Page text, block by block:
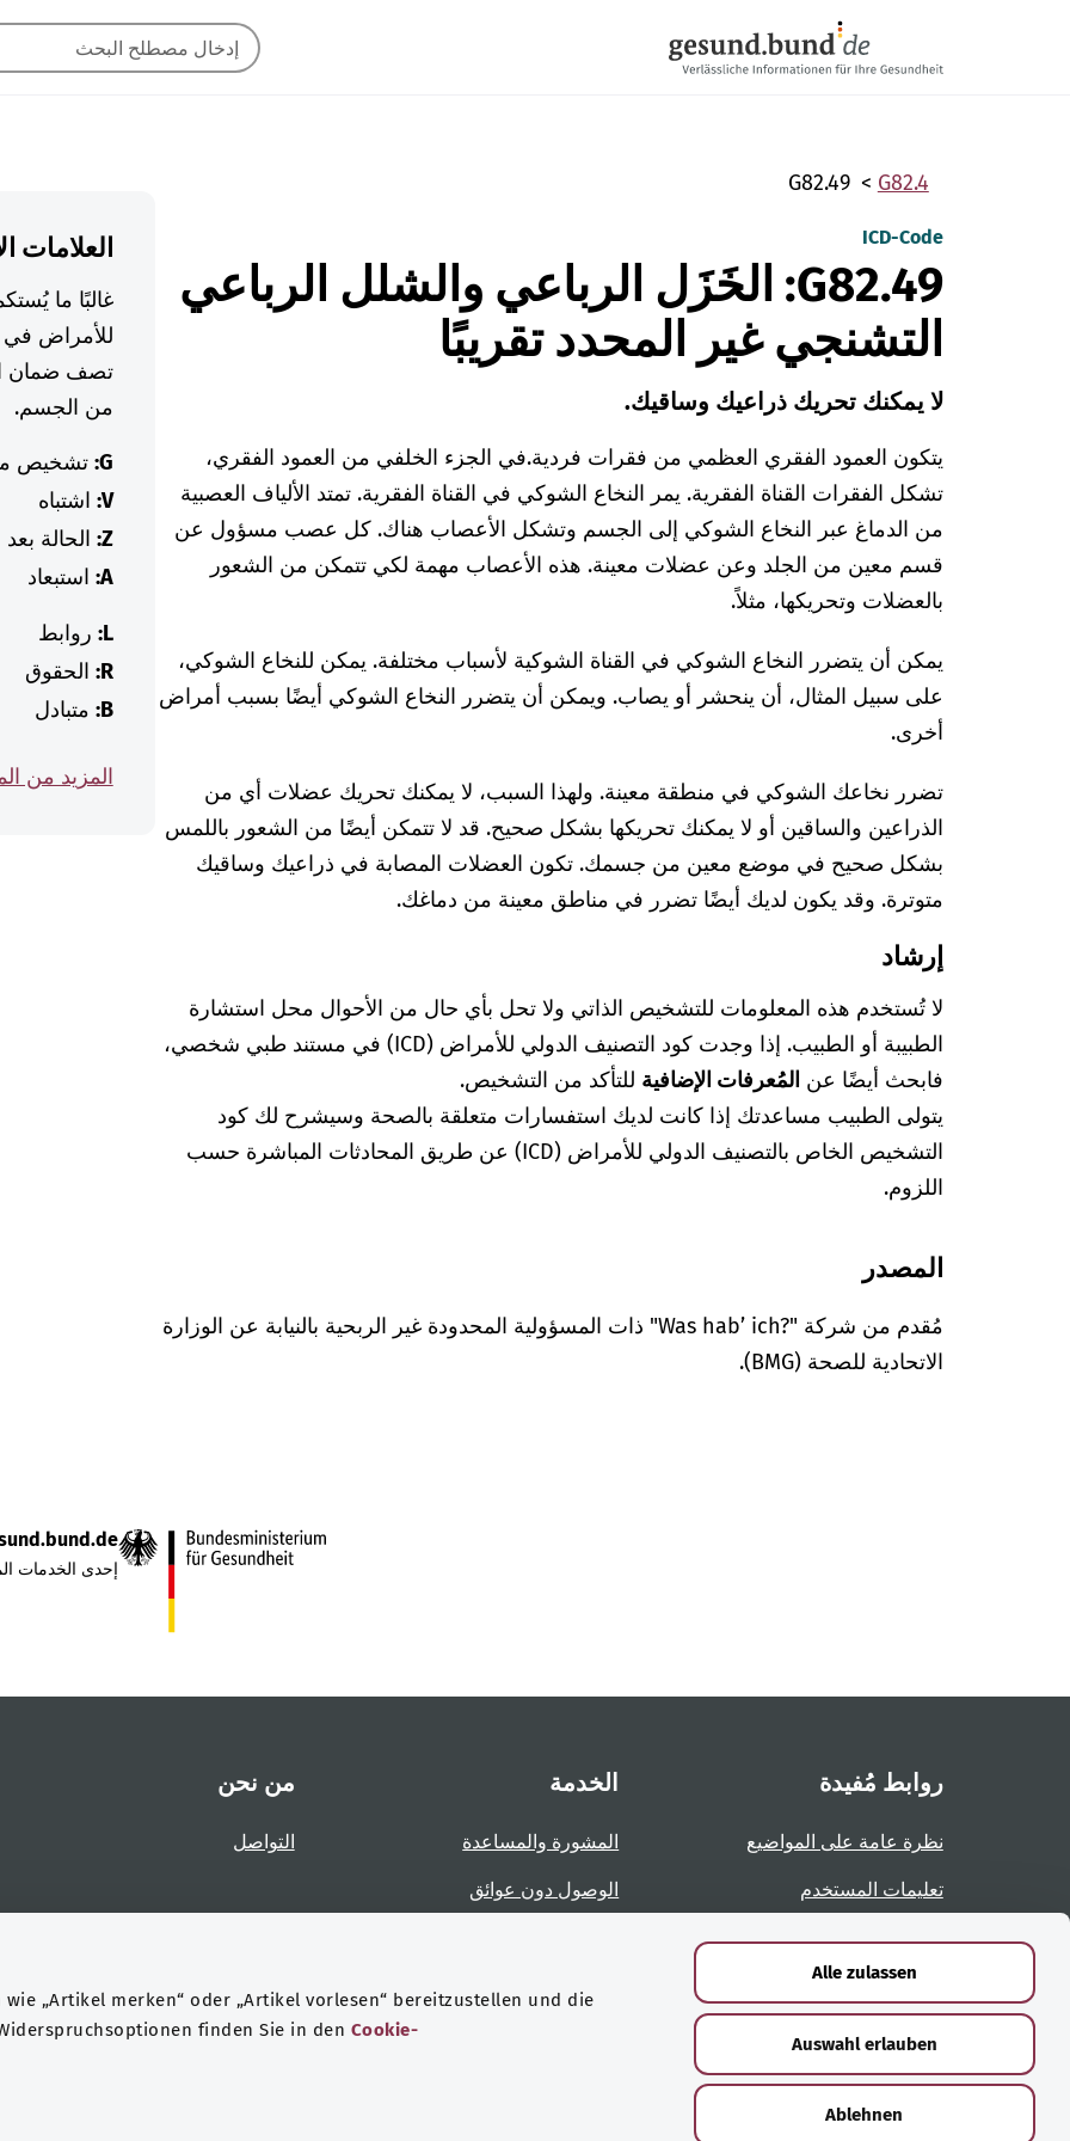
„Artikel merken“ oder „Artikel vorlesen“ bereitzustellen und die
finden Sie in den Cookie-
Alle zulassen
Auswahl erlauben
Ablehnen
G82.4
G82.49
ICD-Code
G82.49: الخَزَل الرباعي والشلل الرباعي
التشنجي غير المحدد تقريبًا
لا يمكنك تحريك ذراعيك وساقيك.
يتكون العمود الفقري العظمي من فقرات فردية.في الجزء الخلفي من العمود الفقري،
تشكل الفقرات القناة الفقرية. يمر النخاع الشوكي في القناة الفقرية. تمتد الألياف العصبية
من الدماغ عبر النخاع الشوكي إلى الجسم وتشكل الأعصاب هناك. كل عصب مسؤول عن
قسم معين من الجلد وعن عضلات معينة. هذه الأعصاب مهمة لكي تتمكن من الشعور
بالعضلات وتحريكها، مثلاً.
يمكن أن يتضرر النخاع الشوكي في القناة الشوكية لأسباب مختلفة. يمكن للنخاع الشوكي،
على سبيل المثال، أن ينحشر أو يصاب. ويمكن أن يتضرر النخاع الشوكي أيضًا بسبب أمراض
أخرى.
تضرر نخاعك الشوكي في منطقة معينة. ولهذا السبب، لا يمكنك تحريك عضلات أي من
الذراعين والساقين أو لا يمكنك تحريكها بشكل صحيح. قد لا تتمكن أيضًا من الشعور باللمس
بشكل صحيح في موضع معين من جسمك. تكون العضلات المصابة في ذراعيك وساقيك
متوترة. وقد يكون لديك أيضًا تضرر في مناطق معينة من دماغك.
إرشاد
لا تُستخدم هذه المعلومات للتشخيص الذاتي ولا تحل بأي حال من الأحوال محل استشارة
الطبيبة أو الطبيب. إذا وجدت كود التصنيف الدولي للأمراض (ICD) في مستند طبي شخصي،
فابحث أيضًا عن المُعرفات الإضافية للتأكد من التشخيص.
يتولى الطبيب مساعدتك إذا كانت لديك استفسارات متعلقة بالصحة وسيشرح لك كود
التشخيص الخاص بالتصنيف الدولي للأمراض (ICD) عن طريق المحادثات المباشرة حسب
اللزوم.
المصدر
مُقدم من شركة "Was hab’ ich?‎" ذات المسؤولية المحدودة غير الربحية بالنيابة عن الوزارة
الاتحادية للصحة (BMG).
العلامات
غالبًا ما
للأمراض في
تصف ضمان
من الجسم.
G: تشخيص
V: اشتباه
Z: الحالة بعد
A: استبعاد
L: روابط
R: الحقوق
B: متبادل
المزيد من
إحدى الخدمات
روابط مُفيدة
نظرة عامة على المواضيع
تعليمات المستخدم
نظرة عامة على الصفحات
الخدمة
المشورة والمساعدة
الوصول دون عوائق
من نحن
التواصل
الشهادات